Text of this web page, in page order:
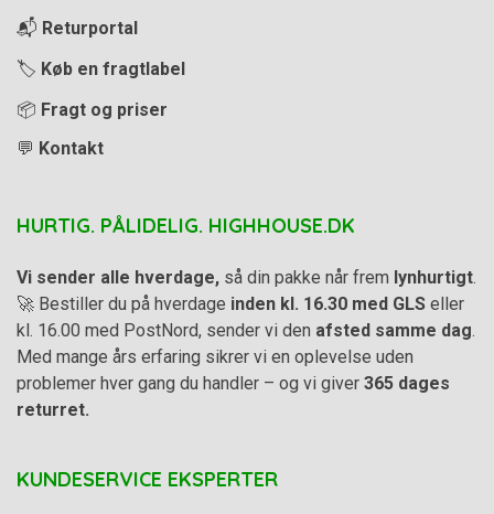
📬 Returportal
🏷️ Køb en fragtlabel
📦 Fragt og priser
💬 Kontakt
HURTIG. PÅLIDELIG. HIGHHOUSE.DK
Vi sender alle hverdage, så din pakke når frem lynhurtigt.
🚀 Bestiller du på hverdage inden kl. 16.30 med GLS eller
kl. 16.00 med PostNord, sender vi den afsted samme dag.
Med mange års erfaring sikrer vi en oplevelse uden
problemer hver gang du handler – og vi giver 365 dages
returret.
KUNDESERVICE EKSPERTER